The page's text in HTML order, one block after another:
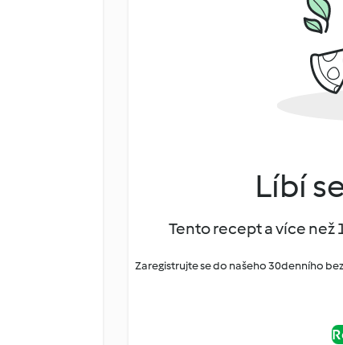
Líbí
Tento recept a více než
Zaregistrujte se do našeho 30denního